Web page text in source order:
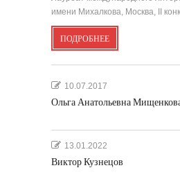
имени Михалкова, Москва, II
ПОДРОБНЕЕ
10.07.2017
Ольга Анатольевна
13.01.2022
Виктор Кузнецов